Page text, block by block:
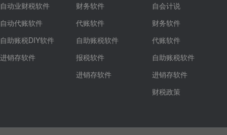
自动业财税软件
自动代账软件
自助账税DIY软件
进销存软件
财务软件
代账软件
自助账税软件
报税软件
进销存软件
自会计说
财务软件
代账软件
自助账税软件
进销存软件
财税政策